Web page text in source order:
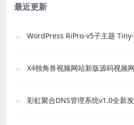
最近更新
X4独角兽视频网站新版源码视频
彩虹聚合DNS管理系统v1.0全新